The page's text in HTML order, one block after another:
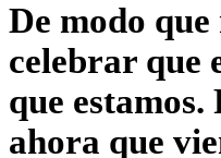
De modo
celebrar que
que
ahora que